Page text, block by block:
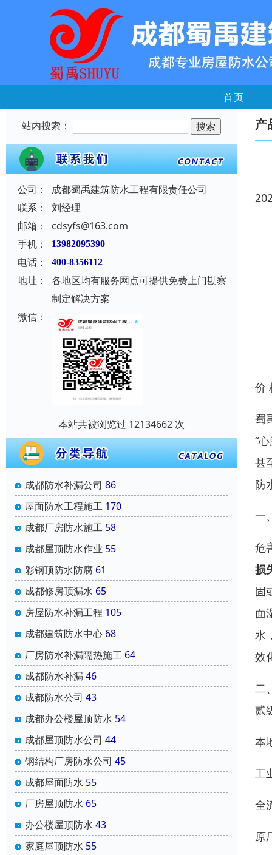
首页
站内搜索：
公司：
成都蜀禹建筑防水工程有限责任公司
联系：
刘经理
邮箱：
cdsyfs@163.com
手机：
13982095390
电话： 400-8356112
地址：
各地区均有服务网点可提供免费上门勘察
制定解决方案
微信：
本站共被浏览过 12134662 次
成都防水补漏公司 86
屋面防水工程施工 170
成都厂房防水施工 58
成都屋顶防水作业 55
彩钢顶防水防腐 61
成都修房顶漏水 65
房屋防水补漏工程 105
成都建筑防水中心 68
厂房防水补漏隔热施工 64
成都防水补漏46
成都防水公司 43
成都办公楼屋顶防水 54
成都屋顶防水公司 44
钢结构厂房防水公司 45
成都屋面防水 55
厂房屋顶防水 65
办公楼屋顶防水 43
家庭屋顶防水 55
产
价
蜀
“
甚
防
一
危
损
固
面
水
效
二
贰
本
工
全
原